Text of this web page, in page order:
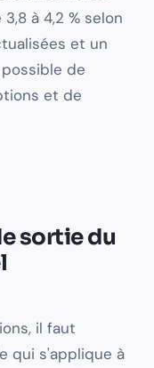
à 4,2 % selon
et un
de
et de
sortie du
il faut
qui s'applique à